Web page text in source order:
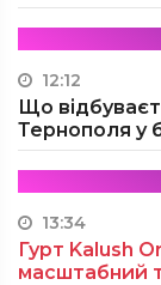
12:12
Що
Тернополя у
13:34
Гурт Kalush
масштабний